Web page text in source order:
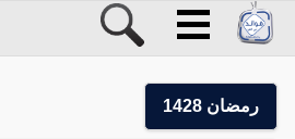
رمضان 1428